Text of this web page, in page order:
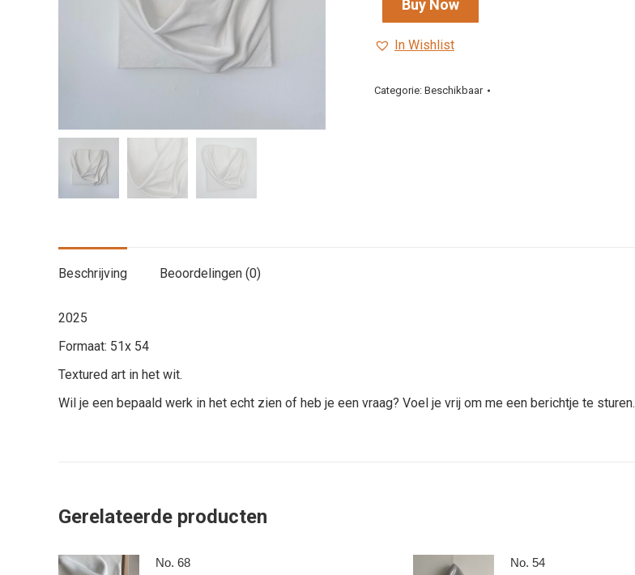
Buy Now
In Wishlist
Categorie: Beschikbaar
Beschrijving Beoordelingen (0)
2025
Formaat: 51x 54
Textured art in het wit.
Wil je een bepaald werk in het echt zien of heb je een vraag? Voel je vrij om me een berichtje te sturen.
Gerelateerde producten
No. 68
No. 54